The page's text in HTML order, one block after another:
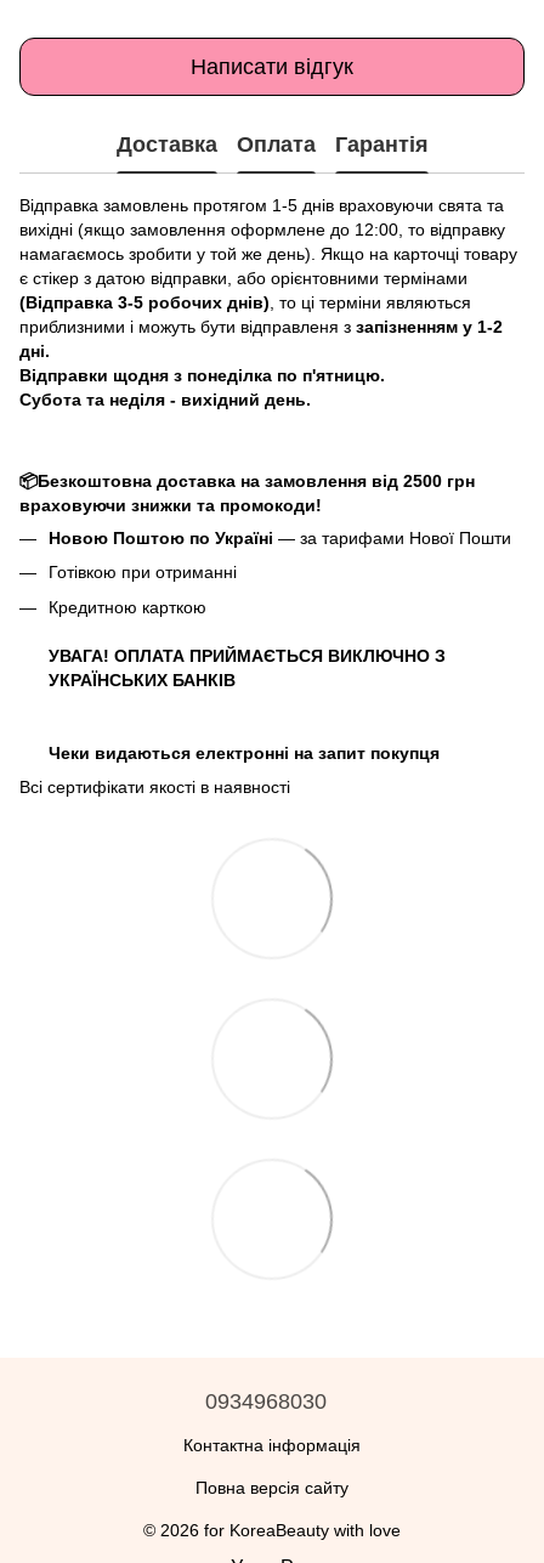
Написати відгук
Доставка Оплата Гарантія
Відправка замовлень протягом 1-5 днів враховуючи свята та
вихідні (якщо замовлення оформлене до 12:00, то відправку
намагаємось зробити у той же день). Якщо на карточці товару
є стікер з датою відправки, або орієнтовними термінами
(Відправка 3-5 робочих днів) , то ці терміни являються
приблизними і можуть бути відправленя з запізненням у 1-2
дні.
Відправки щодня з понеділка по п'ятницю.
Субота та неділя - вихідний день.
📦Безкоштовна доставка на замовлення від 2500 грн
враховуючи знижки та промокоди!
Новою Поштою по Україні — за тарифами Нової Пошти
Готівкою при отриманні
Кредитною карткою
УВАГА! ОПЛАТА ПРИЙМАЄТЬСЯ ВИКЛЮЧНО З
УКРАЇНСЬКИХ БАНКІВ
Чеки видаються електронні на запит покупця
Всі сертифікати якості в наявності
0934968030
Контактна інформація
Повна версія сайту
© 2026 for KoreaBeauty with love